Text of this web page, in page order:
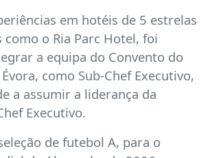
em hotéis de 5 estrelas
como o Ria Parc Hotel, foi
a equipa do Convento do
como Sub-Chef Executivo,
a assumir a liderança da
Executivo.
de futebol A, para o